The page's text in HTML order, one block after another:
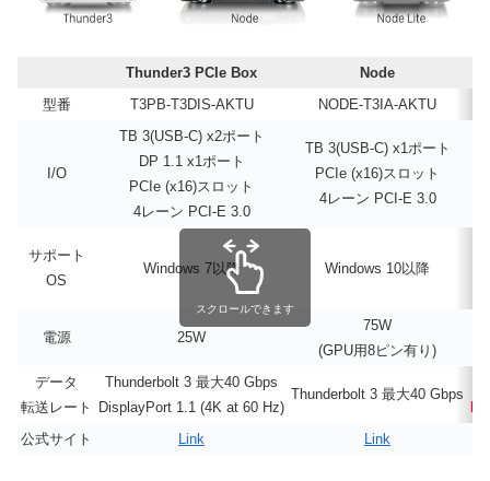
Thunder3 PCIe Box
Node
型番
T3PB-T3DIS-AKTU NODE-T3IA-AKTU
I/O
TB 3(USB-C) x2ポート
DP 1.1 x1ポート
PCIe (x16)スロット
4レーン PCI-E 3.0
TB 3(USB-C) x1ポート
PCIe (x16)スロット
4レーン PCI-E 3.0
サポート
OS
Windows 7以降 Windows 10以降
電源 25W
75W
(GPU用8ピン有り)
データ
転送レート
Thunderbolt 3 最大40 Gbps
DisplayPort 1.1 (4K at 60 Hz)
Thunderbolt 3 最大40 Gbps
公式サイト
Link Link
スクロールできます